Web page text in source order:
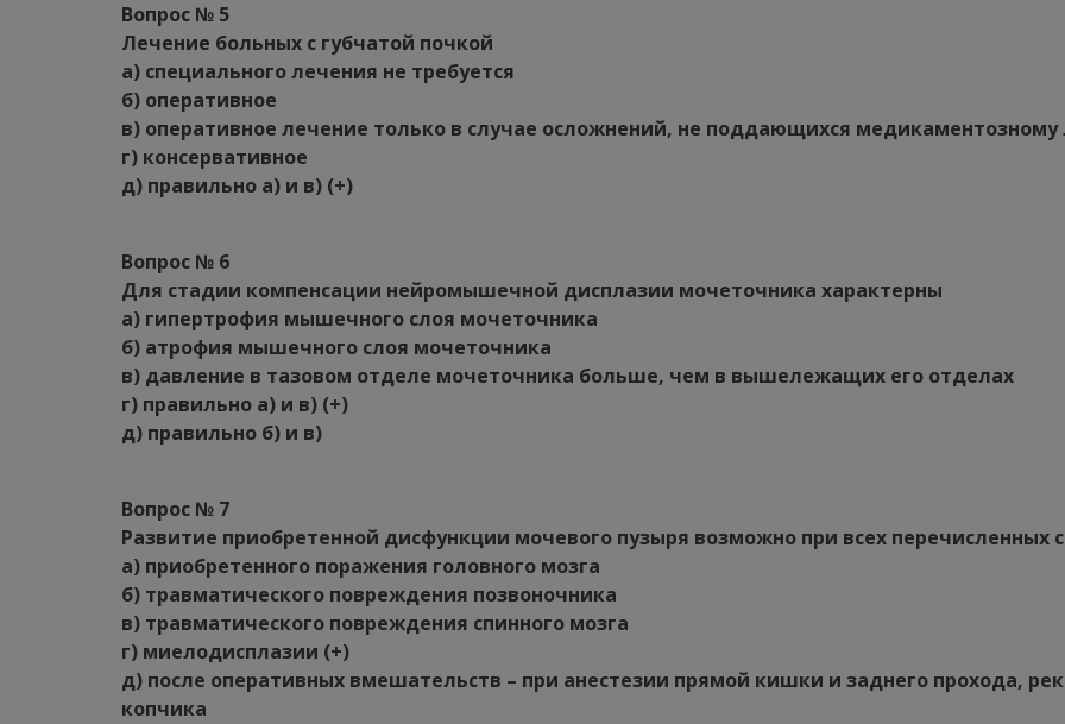
Вопрос № 5
Лечение больных с губчатой почкой
а) специального лечения не требуется
б) оперативное
в) оперативное лечение только в случае осложнений, не поддающихся
г) консервативное
д) правильно а) и в) (+)
Вопрос № 6
Для стадии компенсации нейромышечной дисплазии мочеточника характерны
а) гипертрофия мышечного слоя мочеточника
б) атрофия мышечного слоя мочеточника
в) давление в тазовом отделе мочеточника больше, чем в вышележащих его отделах
г) правильно а) и в) (+)
д) правильно б) и в)
Вопрос № 7
Развитие приобретенной дисфункции мочевого пузыря возможно при всех перечисленных
а) приобретенного поражения головного мозга
б) травматического повреждения позвоночника
в) травматического повреждения спинного мозга
г) миелодисплазии (+)
д) после оперативных вмешательств – при анестезии прямой кишки и заднего прохода,
копчика